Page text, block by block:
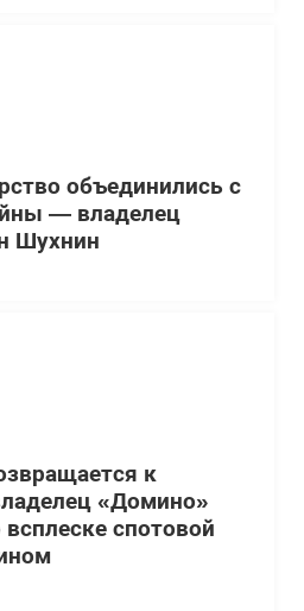
объединились с
— владелец
Шухнин
к
«Домино»
спотовой